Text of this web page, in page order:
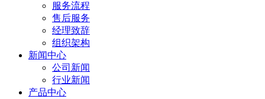
服务流程
售后服务
经理致辞
组织架构
新闻中心
公司新闻
行业新闻
产品中心